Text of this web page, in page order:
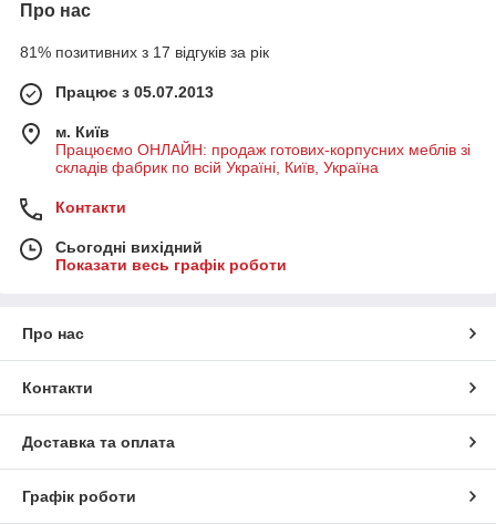
Про нас
81% позитивних з 17 відгуків за рік
Працює з 05.07.2013
м. Київ
Працюємо ОНЛАЙН: продаж готових-корпусних меблів зі
складів фабрик по всій Україні, Київ, Україна
Контакти
Сьогодні вихідний
Показати весь графік роботи
Про нас
Контакти
Доставка та оплата
Графік роботи